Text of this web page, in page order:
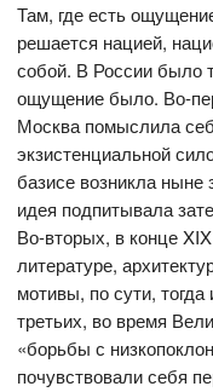
Там, где есть
решается нацией,
собой. В России было
ощущение было. Во-
Москва помыслила
экзистенциальной
базисе возникла ныне
идея подпитывала
Во-вторых, в конце
литературе,
мотивы, по сути,
третьих, во время
«борьбы с
почувствовали себя